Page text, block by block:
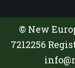
© New
7212256